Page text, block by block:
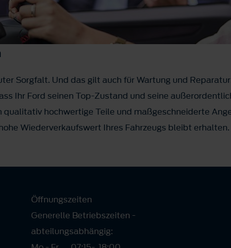
Sorgfalt. Und das gilt auch für Wartung und
Ihr Ford seinen Top-Zustand und seine
qualitativ hochwertige Teile und maßgeschneiderte
Wiederverkaufswert Ihres Fahrzeugs bleibt erhalten.
Öffnungszeiten
Generelle Betriebszeiten -
abteilungsabhängig: